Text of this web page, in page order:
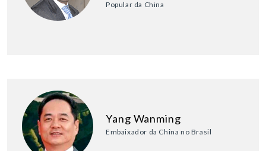
Popular da China
Yang Wanming
Embaixador da China no Brasil